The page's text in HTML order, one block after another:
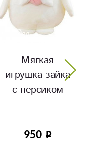
Конверт
«Любимой
мамочке»
50